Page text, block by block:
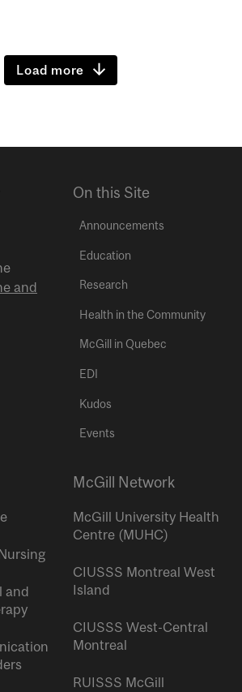
Load more
and
On this Site
Announcements
Education
Research
Health in the Community
McGill in Quebec
EDI
Kudos
Events
and
McGill Network
McGill University Health
Centre (MUHC)
CIUSSS Montreal West
Island
CIUSSS West-Central
Montreal
RUISSS McGill